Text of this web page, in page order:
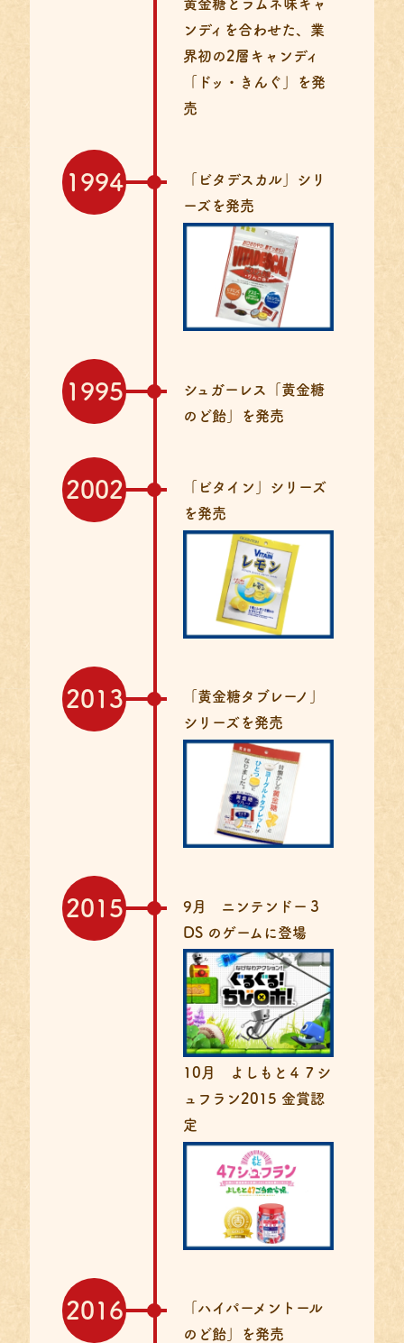
黄金糖とラムネ味キャ
ンディを合わせた、 業
界初の2層キャンディ
「ドッ・きんぐ」を発
売
1994
「ビタデスカル」シリ
ーズを発売
1995
シュガーレス「黄金糖
のど飴」を発売
2002
「ビタイン」シリーズ
を発売
2013
「黄金糖タブレーノ」
シリーズを発売
2015
9月 ニンテンドー３
DS のゲームに登場
10月 よしもと４７シ
ュフラン2015 金賞認
定
2016
「ハイパーメントール
のど飴」を発売